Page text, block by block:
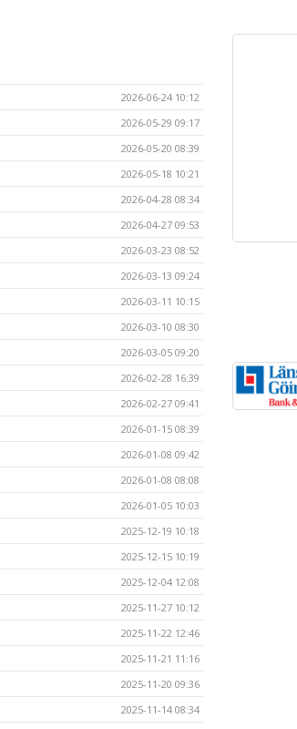
2026-06-24 10:12
2026-05-29 09:17
2026-05-20 08:39
2026-05-18 10:21
2026-04-28 08:34
2026-04-27 09:53
2026-03-23 08:52
2026-03-13 09:24
2026-03-11 10:15
2026-03-10 08:30
2026-03-05 09:20
2026-02-28 16:39
2026-02-27 09:41
2026-01-15 08:39
2026-01-08 09:42
2026-01-08 08:08
2026-01-05 10:03
2025-12-19 10:18
2025-12-15 10:19
2025-12-04 12:08
2025-11-27 10:12
2025-11-22 12:46
2025-11-21 11:16
2025-11-20 09:36
2025-11-14 08:34